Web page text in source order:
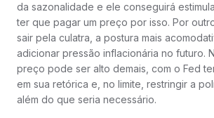
da sazonalidade e ele conseguirá
ter que pagar um preço por isso. Por
sair pela culatra, a postura mais
adicionar pressão inflacionária no futuro.
preço pode ser alto demais, com o Fed
em sua retórica e, no limite, restringir a
além do que seria necessário.